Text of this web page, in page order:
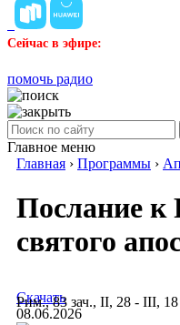
Сейчас в эфире:
помочь радио
Главное меню
Главная › Программы ›
Послание
святого
Рим., 83 зач., II, 28 - III,
Скачать
08.06.2026